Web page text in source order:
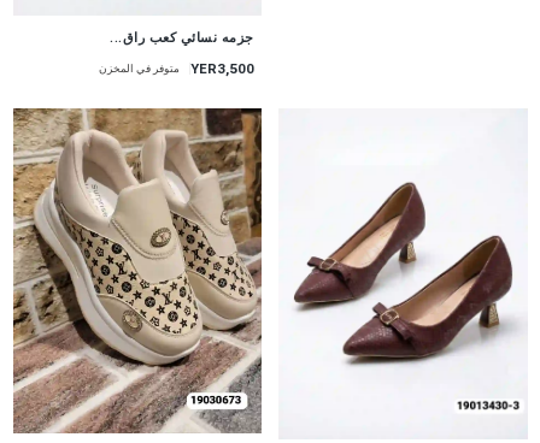
جزمه نسائي كعب راق...
YER3,500 متوفر في المخزن